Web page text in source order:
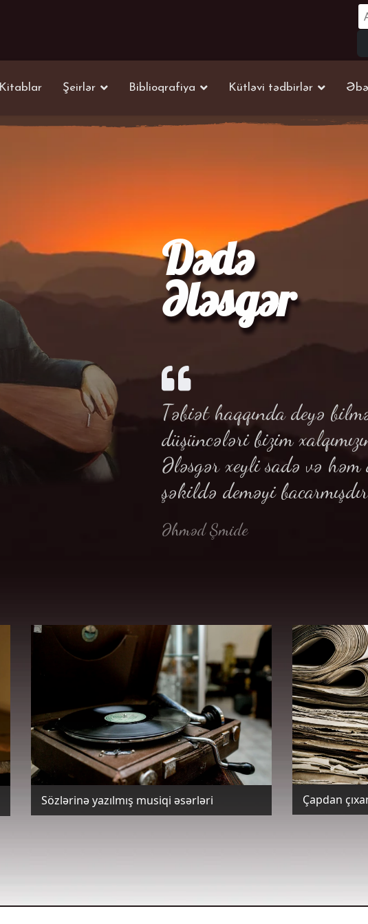
Kitablar Şeirlər Biblioqrafiya Kütləvi tədbirlər
Dədə
Ələsgər
Təbiət haqqında deyə
düşüncələri bizim
Ələsgər xeyli sadə və həm
şəkildə deməyi bacarmışdır
Əhməd Şmide
Sözlərinə yazılmış musiqi əsərləri Çapdan